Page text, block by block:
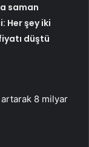
saman
Her şey iki
düştü
artarak 8 milyar